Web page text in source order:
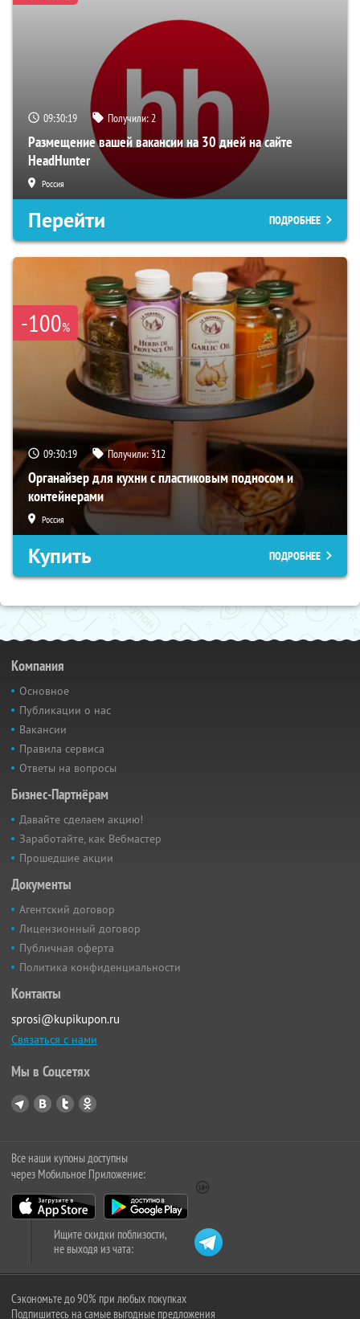
09:30:18 Получили:2
Размещение вашей вакансии на 30 дней на сайте
HeadHunter
Россия
Перейти ПОДРОБНЕЕ
-100%
09:30:18 Получили: 312
Органайзер для кухни с пластиковым подносом и
контейнерами
Россия
Купить ПОДРОБНЕЕ
Компания
Основное
Публикации о нас
Вакансии
Правила сервиса
Ответы на вопросы
Бизнес-Партнёрам
Давайте сделаем акцию!
Заработайте, как Вебмастер
Прошедшие акции
Документы
Агентский договор
Лицензионный договор
Публичная оферта
Политика конфиденциальности
Контакты
sprosi@kupikupon.ru
Связаться с нами
Мы в Соцсетях
Все наши купоны доступны
через Мобильное Приложение:
Ищите скидки поблизости,
не выходя из чата:
Сэкономьте до 90% при любых покупках
Подпишитесь на самые выгодные предложения